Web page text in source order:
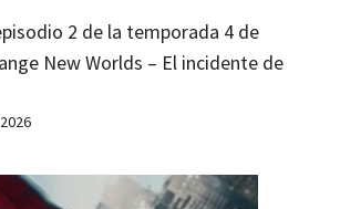
2 de la temporada 4 de
New Worlds – El incidente de